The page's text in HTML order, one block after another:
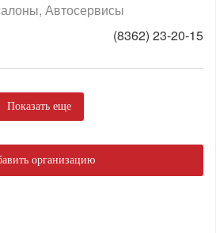
Автосервисы
(8362) 23-20-15
Показать еще
организацию